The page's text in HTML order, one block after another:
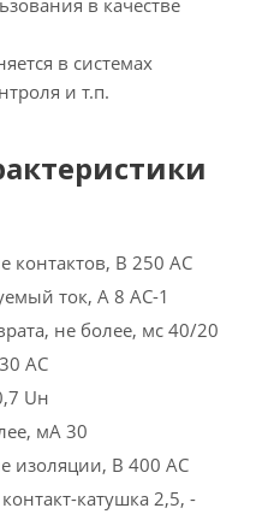
в качестве
в системах
и т.п.
В 250 AC
ток, А 8 AC-1
не более, мс 40/20
AC
Uн
мА 30
изоляции, В 400 АС
катушка 2,5, -